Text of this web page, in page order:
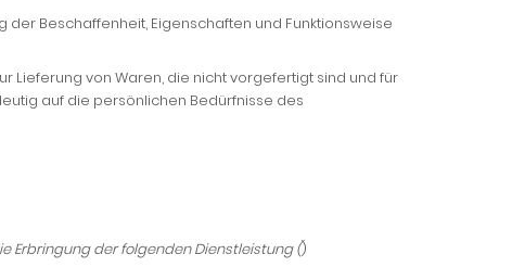
Beschaffenheit, Eigenschaften und Funktionsweise
Lieferung von Waren, die nicht vorgefertigt sind und für
auf die persönlichen Bedürfnisse des
Erbringung der folgenden Dienstleistung ()